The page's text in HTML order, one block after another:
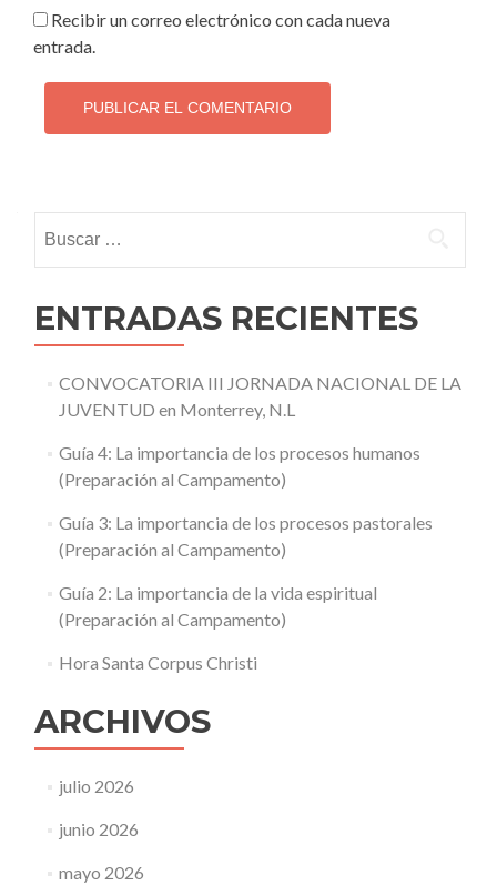
Recibir un correo electrónico con cada nueva
entrada.
ENTRADAS RECIENTES
CONVOCATORIA III JORNADA NACIONAL DE LA
JUVENTUD en Monterrey, N.L
Guía 4: La importancia de los procesos humanos
(Preparación al Campamento)
Guía 3: La importancia de los procesos pastorales
(Preparación al Campamento)
Guía 2: La importancia de la vida espiritual
(Preparación al Campamento)
Hora Santa Corpus Christi
ARCHIVOS
julio 2026
junio 2026
mayo 2026